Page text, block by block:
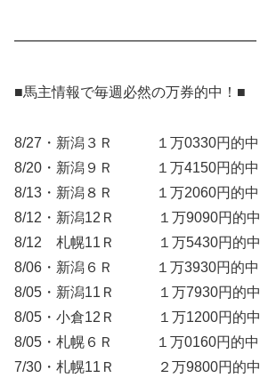
━━━━━━━━━━━━━━━━━
■馬主情報で毎週必然の万券的中！■
8/27・新潟３Ｒ １万0330円的中
8/20・新潟９Ｒ １万4150円的中
8/13・新潟８Ｒ １万2060円的中
8/12・新潟12Ｒ １万9090円的中
8/12 札幌11Ｒ １万5430円的中
8/06・新潟６Ｒ １万3930円的中
8/05・新潟11Ｒ １万7930円的中
8/05・小倉12Ｒ １万1200円的中
8/05・札幌６Ｒ １万0160円的中
7/30・札幌11Ｒ ２万9800円的中